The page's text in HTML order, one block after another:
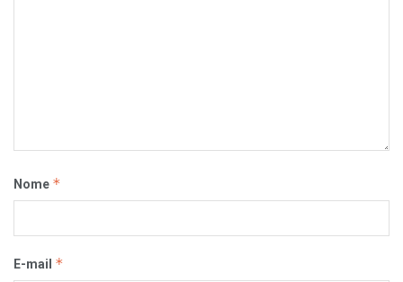
Nome *
E-mail *